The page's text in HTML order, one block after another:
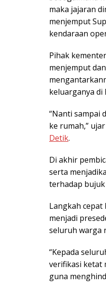
maka jajaran
menjemput
kendaraan
Pihak
menjemput
keluarganya di
“Nanti sampai
ke rumah,”
Detik.
Di akhir
serta
terhadap
Langkah
menjadi
seluruh warga
“Kepada
verifikasi ketat
guna